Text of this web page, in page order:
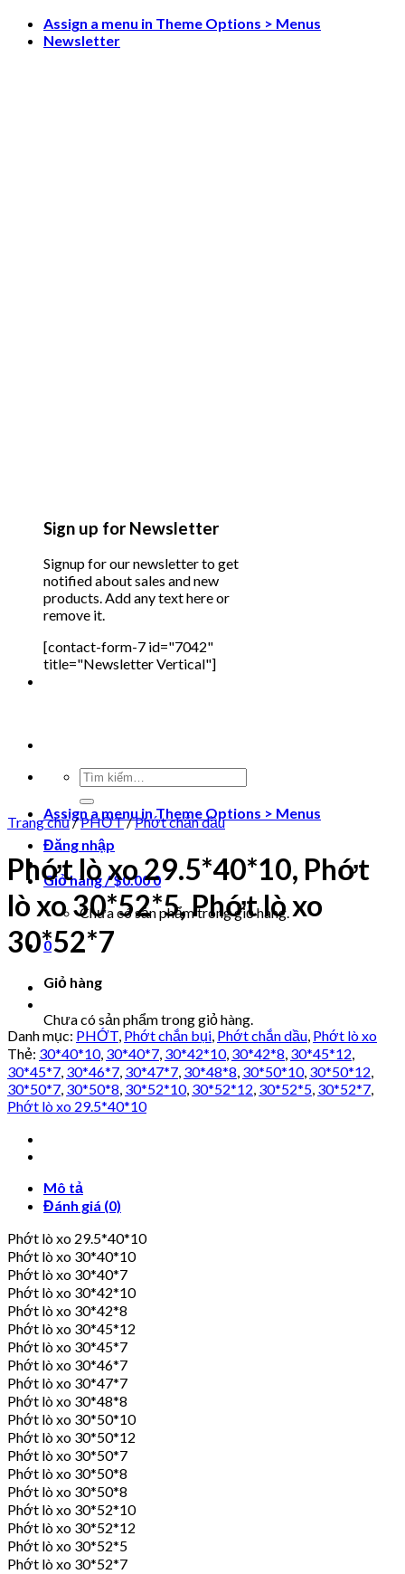
Skip
Assign a menu in Theme Options > Menus
Newsletter
Sign up for Newsletter
Signup for our newsletter to get
notified about sales and new
products. Add any text here or
remove it.
[contact-form-7 id="7042"
title="Newsletter Vertical"]
Tìm
kiếm:
Assign a menu in Theme Options > Menus
Đăng nhập
Giỏ hàng /$0.000
Chưa có sản phẩm trong giỏ hàng.
0
Giỏ hàng
Chưa có sản phẩm trong giỏ hàng.
Trang chủ/PHỚT/Phớt chắn dầu
Phớt lò xo 29.5*40*10, Phớt
lò xo 30*52*5, Phớt lò xo
30*52*7
Danh mục: PHỚT, Phớt chắn bụi, Phớt chắn dầu, Phớt lò xo
Thẻ: 30*40*10, 30*40*7, 30*42*10, 30*42*8, 30*45*12,
30*45*7, 30*46*7, 30*47*7, 30*48*8, 30*50*10, 30*50*12,
30*50*7, 30*50*8, 30*52*10, 30*52*12, 30*52*5, 30*52*7,
Phớt lò xo 29.5*40*10
Mô tả
Đánh giá (0)
Phớt lò xo 29.5*40*10
Phớt lò xo 30*40*10
Phớt lò xo 30*40*7
Phớt lò xo 30*42*10
Phớt lò xo 30*42*8
Phớt lò xo 30*45*12
Phớt lò xo 30*45*7
Phớt lò xo 30*46*7
Phớt lò xo 30*47*7
Phớt lò xo 30*48*8
Phớt lò xo 30*50*10
Phớt lò xo 30*50*12
Phớt lò xo 30*50*7
Phớt lò xo 30*50*8
Phớt lò xo 30*50*8
Phớt lò xo 30*52*10
Phớt lò xo 30*52*12
Phớt lò xo 30*52*5
Phớt lò xo 30*52*7